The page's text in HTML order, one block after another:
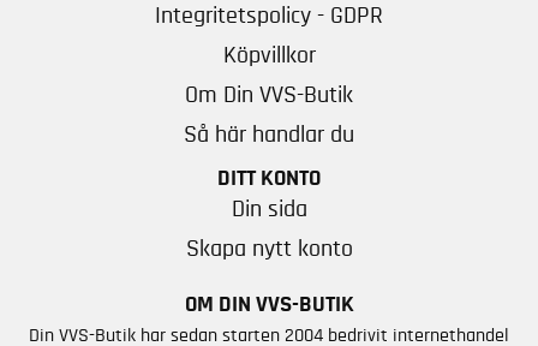
Integritetspolicy - GDPR
Köpvillkor
Om Din VVS-Butik
Så här handlar du
DITT KONTO
Din sida
Skapa nytt konto
OM DIN VVS-BUTIK
Din VVS-Butik har sedan starten 2004 bedrivit internethandel